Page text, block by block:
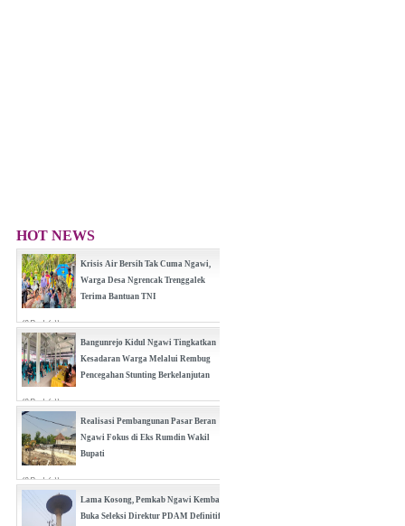
HOT NEWS
Krisis Air Bersih Tak Cuma Ngawi,
Warga Desa Ngrencak Trenggalek
Terima Bantuan TNI
(0 Reply(s))
Bangunrejo Kidul Ngawi Tingkatkan
Kesadaran Warga Melalui Rembug
Pencegahan Stunting Berkelanjutan
(0 Reply(s))
Realisasi Pembangunan Pasar Beran
Ngawi Fokus di Eks Rumdin Wakil
Bupati
(0 Reply(s))
Lama Kosong, Pemkab Ngawi Kembali
Buka Seleksi Direktur PDAM Definitif